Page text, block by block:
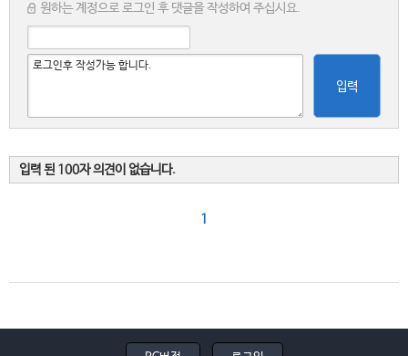
원하는 계정으로 로그인 후 댓글을 작성하여 주십시요.
입력
입력 된 100자 의견이 없습니다.
1